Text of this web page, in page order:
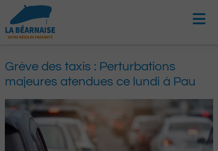
contenu
Grève des taxis : Perturbations
majeures atendues ce lundi à Pau